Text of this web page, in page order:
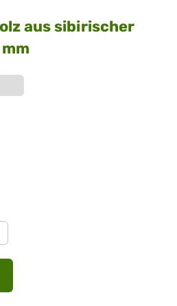
aus sibirischer